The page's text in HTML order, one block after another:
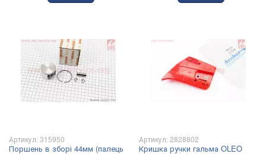
Артикул: 315950
Поршень в зборі 44мм (палець
Артикул: 2828802
Кришка ручки гальма OLEO